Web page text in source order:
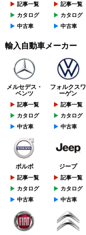
記事一覧
カタログ
中古車
記事一覧
カタログ
中古車
輸入自動車メーカー
メルセデス・
ベンツ
記事一覧
カタログ
中古車
フォルクスワ
ーゲン
記事一覧
カタログ
中古車
ボルボ
記事一覧
カタログ
中古車
ジープ
記事一覧
カタログ
中古車